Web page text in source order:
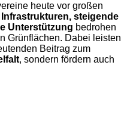
heute vor großen
steigende
Unterstützung bedrohen
Grünflächen. Dabei leisten
Beitrag zum
, sondern fördern auch